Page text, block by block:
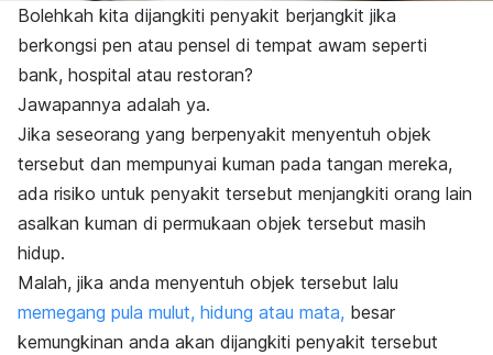
Bolehkah kita dijangkiti penyakit berjangkit jika
berkongsi pen atau pensel di tempat awam seperti
bank, hospital atau restoran?
Jawapannya adalah ya.
Jika seseorang yang berpenyakit menyentuh objek
tersebut dan mempunyai kuman pada tangan mereka,
ada risiko untuk penyakit tersebut menjangkiti orang lain
asalkan kuman di permukaan objek tersebut masih
hidup.
Malah, jika anda menyentuh objek tersebut lalu
memegang pula mulut, hidung atau mata, besar
kemungkinan anda akan dijangkiti penyakit tersebut